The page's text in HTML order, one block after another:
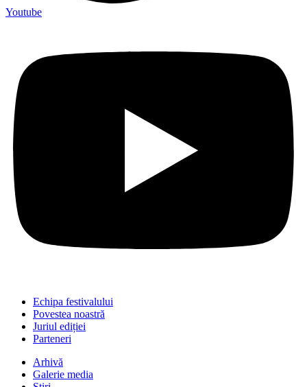
Youtube
Echipa festivalului
Povestea noastră
Juriul ediției
Parteneri
Arhivă
Galerie media